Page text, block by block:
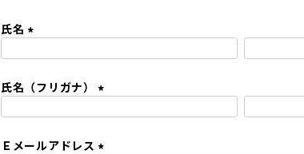
氏名
須
氏名（フリガナ）
須
Ｅメールアドレス